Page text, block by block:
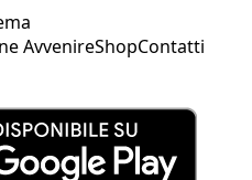
AvvenireShopContatti